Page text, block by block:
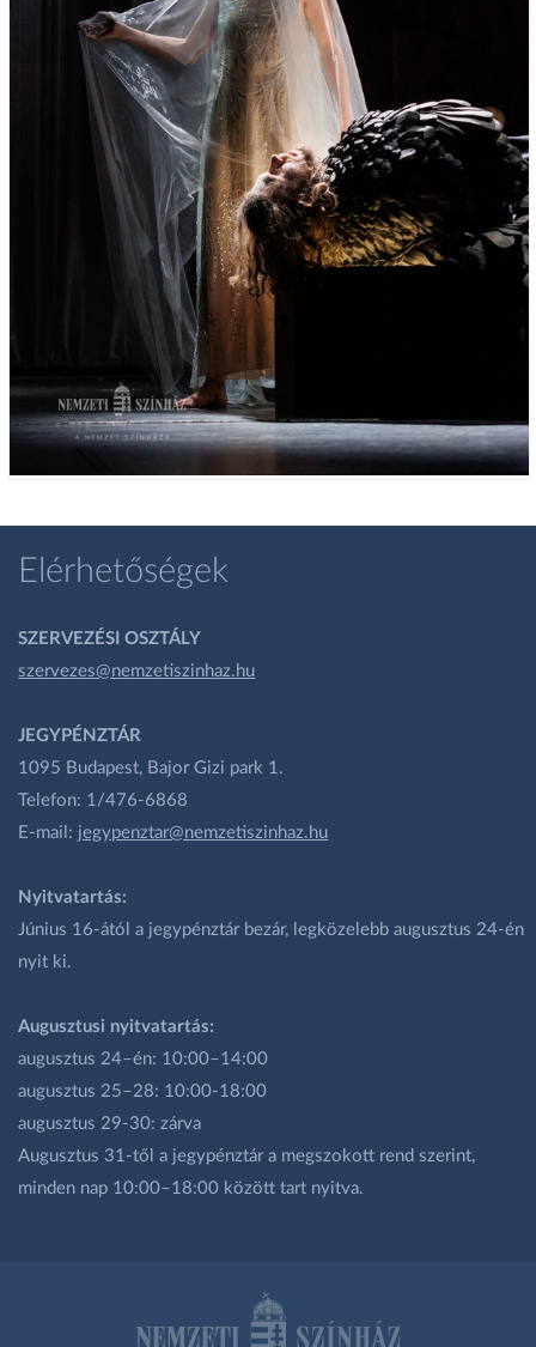
Elérhetőségek
SZERVEZÉSI OSZTÁLY
szervezes@nemzetiszinhaz.hu
JEGYPÉNZTÁR
1095 Budapest, Bajor Gizi park 1.
Telefon: 1/476-6868
E-mail: jegypenztar@nemzetiszinhaz.hu
Nyitvatartás:
Június 16-ától a jegypénztár bezár, legközelebb augusztus 24-én
nyit ki.
Augusztusi nyitvatartás:
augusztus 24–én: 10:00–14:00
augusztus 25–28: 10:00-18:00
augusztus 29-30: zárva
Augusztus 31-től a jegypénztár a megszokott rend szerint,
minden nap 10:00–18:00 között tart nyitva.